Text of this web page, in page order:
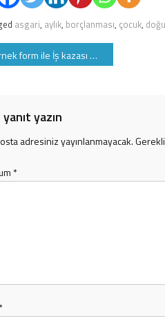
asgari, aylık, borçlanması, çocuk,
form ile İş kazası ve meslek hastalığının bildirimi
yazın
adresiniz yayınlanmayacak.
*
*